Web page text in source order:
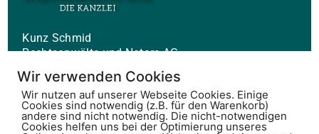
Kunz Schmid
Rechtsanwälte und Notare AG
Gäuggelistrasse 1
Postfach
CH-7001 Chur
Wir verwenden Cookies
Wir nutzen auf unserer Webseite Cookies. Einige
Cookies sind notwendig (z.B. für den Warenkorb)
andere sind nicht notwendig. Die nicht-notwendigen
Cookies helfen uns bei der Optimierung unseres